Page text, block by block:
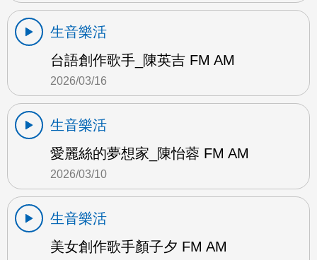
生音樂活
台語創作歌手_陳英吉 FM AM
2026/03/16
生音樂活
愛麗絲的夢想家_陳怡蓉 FM AM
2026/03/10
生音樂活
美女創作歌手顏子夕 FM AM